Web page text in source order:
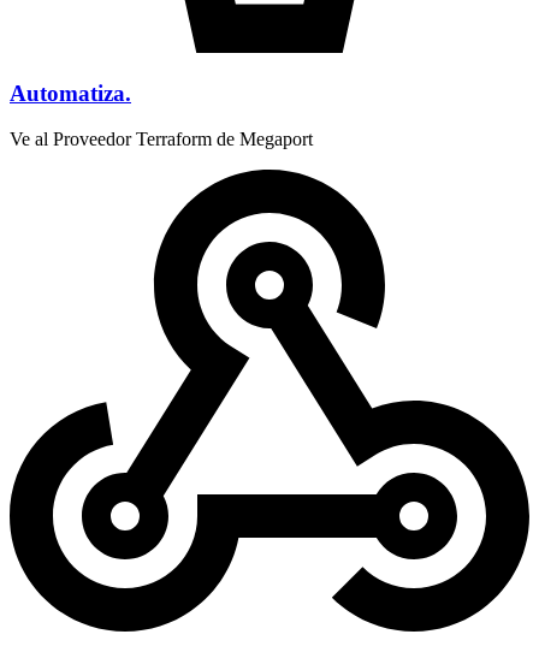
Automatiza.
Ve al Proveedor Terraform de Megaport